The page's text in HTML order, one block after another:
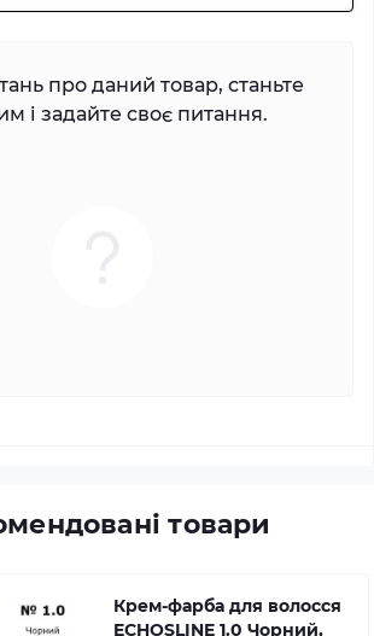
про даний товар, станьте
і задайте своє питання.
товари
Крем-фарба для волосся
ECHOSLINE 1.0 Чорний,